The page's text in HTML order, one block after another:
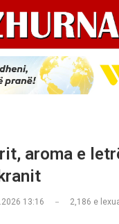
aroma e
13:16 2,186 e